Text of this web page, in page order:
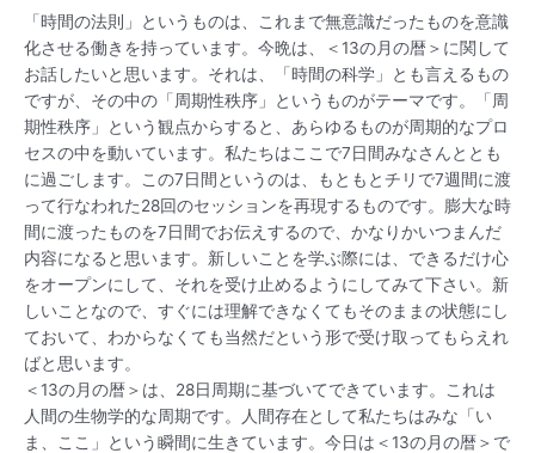
「時間の法則」というものは、これまで無意識だったものを意識
化させる働きを持っています。今晩は、＜13の月の暦＞に関して
お話したいと思います。それは、「時間の科学」とも言えるもの
ですが、その中の「周期性秩序」というものがテーマです。「周
期性秩序」という観点からすると、あらゆるものが周期的なプロ
セスの中を動いています。私たちはここで7日間みなさんととも
に過ごします。この7日間というのは、もともとチリで7週間に渡
って行なわれた28回のセッションを再現するものです。膨大な時
間に渡ったものを7日間でお伝えするので、かなりかいつまんだ
内容になると思います。新しいことを学ぶ際には、できるだけ心
をオープンにして、それを受け止めるようにしてみて下さい。新
しいことなので、すぐには理解できなくてもそのままの状態にし
ておいて、わからなくても当然だという形で受け取ってもらえれ
ばと思います。
＜13の月の暦＞は、28日周期に基づいてできています。これは
人間の生物学的な周期です。人間存在として私たちはみな「い
ま、ここ」という瞬間に生きています。今日は＜13の月の暦＞で